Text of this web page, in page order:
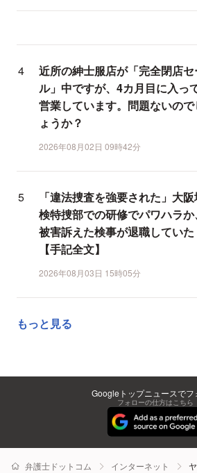
近所の紳士服店が「完全閉店セ
ル」中ですが、4カ月目に入っ
営業しています。問題ないので
ょうか？
2026年08月02日 09時42分
「違法捜査を強要された」大
検特捜部での研修でパワハラか、
被害訴えた検事が退職していた
【手記全文】
2026年08月03日 15時05分
もっと見る
Googleトップニュースでフ
フォローの仕方はこちら
弁護士ドットコム インターネット